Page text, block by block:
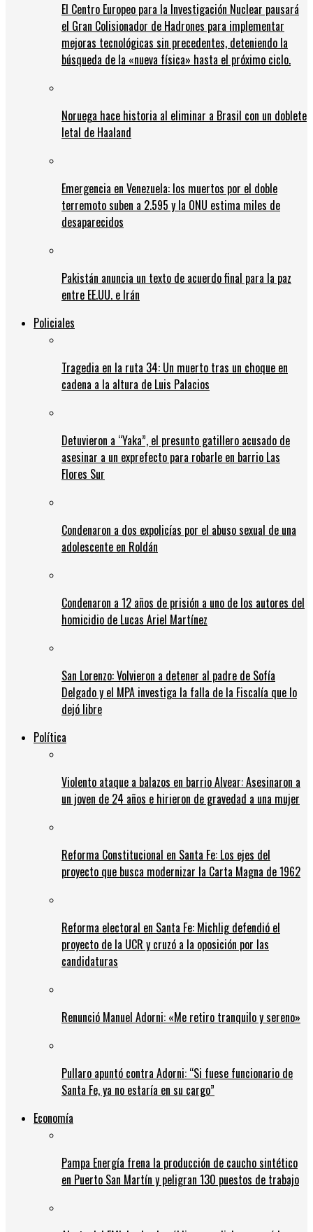
El Centro Europeo para la Investigación Nuclear pausará
el Gran Colisionador de Hadrones para implementar
mejoras tecnológicas sin precedentes, deteniendo la
búsqueda de la «nueva física» hasta el próximo ciclo.
Noruega hace historia al eliminar a Brasil con un doblete
letal de Haaland
Emergencia en Venezuela: los muertos por el doble
terremoto suben a 2.595 y la ONU estima miles de
desaparecidos
Pakistán anuncia un texto de acuerdo final para la paz
entre EE.UU. e Irán
Policiales
Tragedia en la ruta 34: Un muerto tras un choque en
cadena a la altura de Luis Palacios
Detuvieron a “Yaka”, el presunto gatillero acusado de
asesinar a un exprefecto para robarle en barrio Las
Flores Sur
Condenaron a dos expolicías por el abuso sexual de una
adolescente en Roldán
Condenaron a 12 años de prisión a uno de los autores del
homicidio de Lucas Ariel Martínez
San Lorenzo: Volvieron a detener al padre de Sofía
Delgado y el MPA investiga la falla de la Fiscalía que lo
dejó libre
Política
Violento ataque a balazos en barrio Alvear: Asesinaron a
un joven de 24 años e hirieron de gravedad a una mujer
Reforma Constitucional en Santa Fe: Los ejes del
proyecto que busca modernizar la Carta Magna de 1962
Reforma electoral en Santa Fe: Michlig defendió el
proyecto de la UCR y cruzó a la oposición por las
candidaturas
Renunció Manuel Adorni: «Me retiro tranquilo y sereno»
Pullaro apuntó contra Adorni: “Si fuese funcionario de
Santa Fe, ya no estaría en su cargo”
Economía
Pampa Energía frena la producción de caucho sintético
en Puerto San Martín y peligran 130 puestos de trabajo